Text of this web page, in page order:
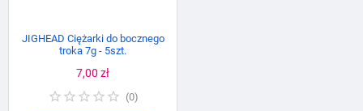
JIGHEAD Ciężarki do bocznego
troka 7g - 5szt.
Cena
7,00 zł
(0)